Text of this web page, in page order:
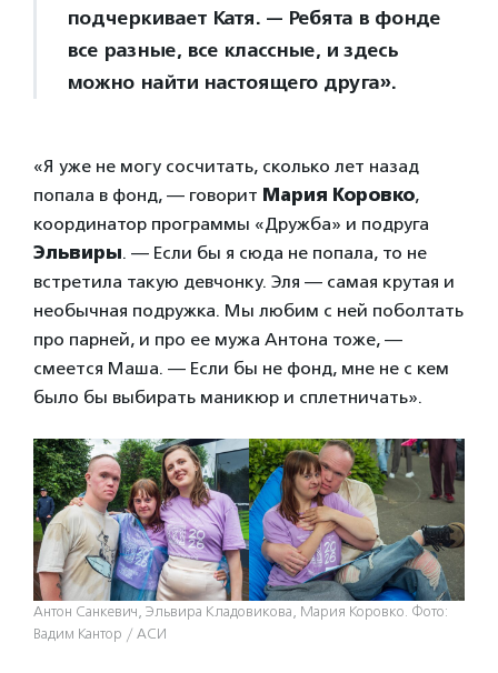
подчеркивает Катя. — Ребята в фонде
все разные, все классные, и здесь
можно найти настоящего друга».
«Я уже не могу сосчитать, сколько лет назад
попала в фонд, — говорит Мария Коровко,
координатор программы «Дружба» и подруга
Эльвиры. — Если бы я сюда не попала, то не
встретила такую девчонку. Эля — самая крутая и
необычная подружка. Мы любим с ней поболтать
про парней, и про ее мужа Антона тоже, —
смеется Маша. — Если бы не фонд, мне не с кем
было бы выбирать маникюр и сплетничать».
Антон Санкевич, Эльвира Кладовикова, Мария Коровко. Фото:
Вадим Кантор / АСИ